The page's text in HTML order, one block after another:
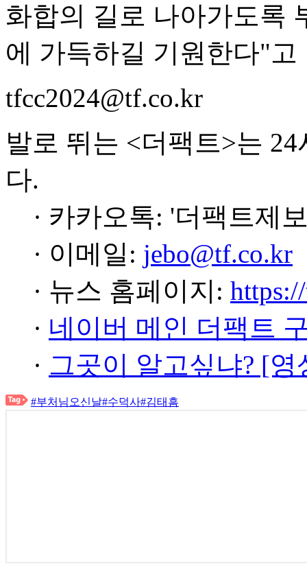
화합의 길로 나아가도록
에 가득하길 기원한다"고
tfcc2024@tf.co.kr
발로 뛰는 <더팩트>는
다.
· 카카오톡: '더팩트제
· 이메일: jebo@tf.co.kr
· 뉴스 홈페이지:
· 네이버 메인 더팩트
· 그곳이 알고싶냐? [
#부처님오신날#수덕사#김태흠